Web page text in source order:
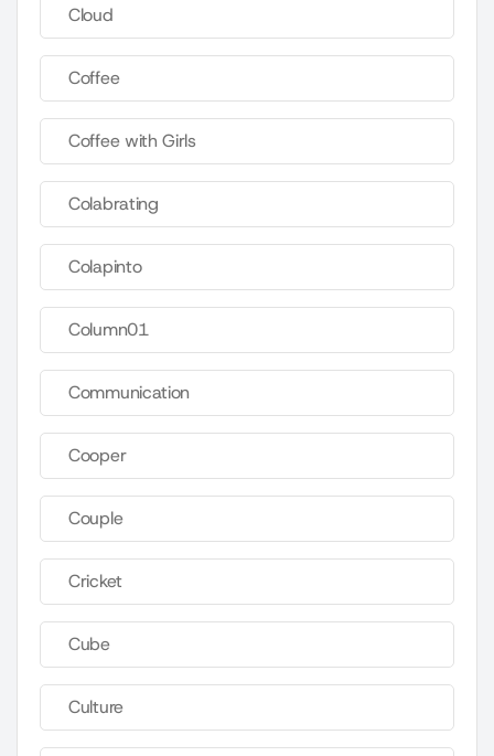
Cloud
Coffee
Coffee with Girls
Colabrating
Colapinto
Column01
Communication
Cooper
Couple
Cricket
Cube
Culture